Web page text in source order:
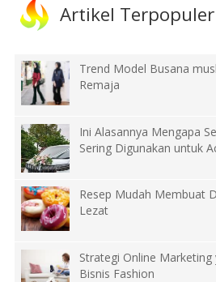
Artikel Terpopuler
Trend Model Busana
Remaja
Ini Alasannya Mengapa
Sering Digunakan untuk
Resep Mudah Membuat
Lezat
Strategi Online
Bisnis Fashion